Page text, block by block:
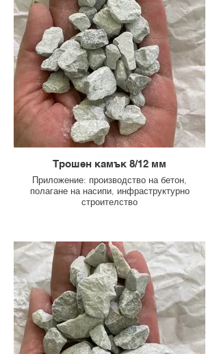
Трошен камък 8/12 мм
Приложение: производство на бетон,
полагане на насипи, инфраструктурно
строителство